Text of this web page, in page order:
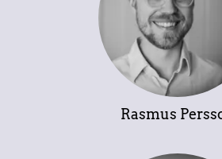
Rasmus